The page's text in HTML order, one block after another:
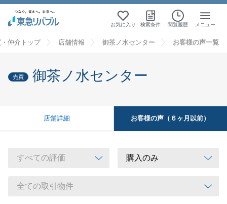
お気に入り 検索条件 閲覧履歴 メニュー
仲介トップ 店舗情報 御茶ノ水センター お客様の声一覧
売買 御茶ノ水センター
店舗詳細 お客様の声（６ヶ月以前）